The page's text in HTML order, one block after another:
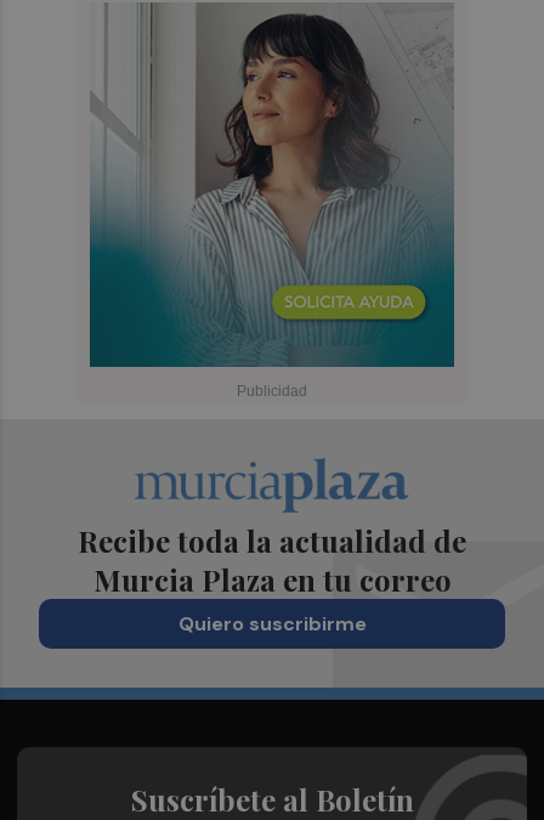
Recibe toda la actualidad de
Murcia Plaza en tu correo
Quiero suscribirme
Suscríbete al Boletín